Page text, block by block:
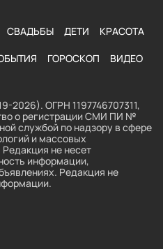
СВАДЬБЫ ДЕТИ КРАСОТА
ГОРОСКОП ВИДЕО
2026). ОГРН 1197746707311,
о регистрации СМИ ПИ №
службой по надзору в сфере
и массовых
не несет
информации,
Редакция не